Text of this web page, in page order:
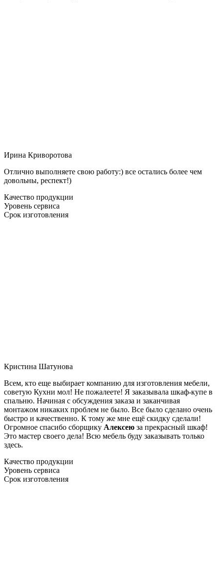
Ирина Криворотова
Отлично выполняете свою работу:) все остались более чем
довольны, респект!)
Качество продукции
Уровень сервиса
Срок изготовления
Кристина Шатунова
Всем, кто еще выбирает компанию для изготовления мебели,
советую Кухни мол! Не пожалеете! Я заказывала шкаф-купе в
спальню. Начиная с обсуждения заказа и заканчивая
монтажом никаких проблем не было. Все было сделано очень
быстро и качественно. К тому же мне ещё скидку сделали!
Огромное спасибо сборщику Алексею за прекрасный шкаф!
Это мастер своего дела! Всю мебель буду заказывать только
здесь.
Качество продукции
Уровень сервиса
Срок изготовления